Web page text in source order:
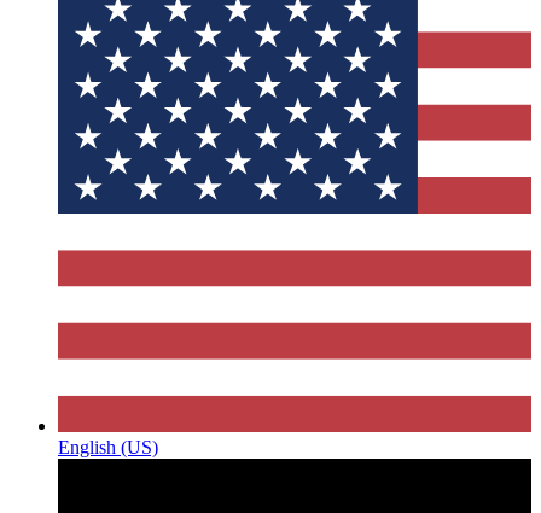
English (US)